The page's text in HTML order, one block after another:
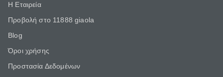
Η Εταιρεία
Προβολή στο 11888 giaola
Blog
Όροι χρήσης
Προστασία Δεδομένων